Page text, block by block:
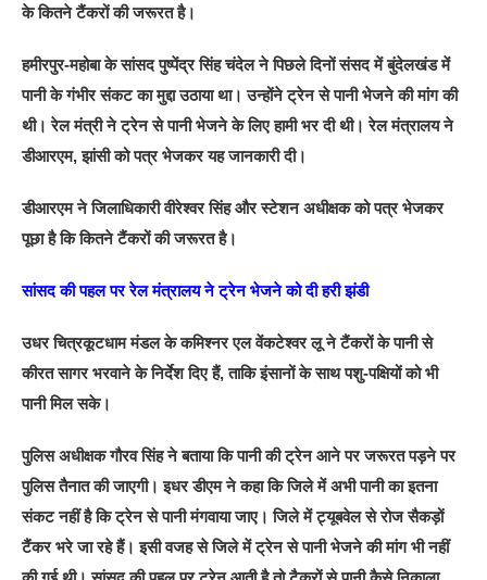
के कितने टैंकरों की जरूरत है।
हमीरपुर-महोबा के सांसद पुष्पेंद्र सिंह चंदेल ने पिछले दिनों संसद में बुंदेलखंड में
पानी के गंभीर संकट का मुद्दा उठाया था। उन्होंने ट्रेन से पानी भेजने की मांग की
थी। रेल मंत्री ने ट्रेन से पानी भेजने के लिए हामी भर दी थी। रेल मंत्रालय ने
डीआरएम, झांसी को पत्र भेजकर यह जानकारी दी।
डीआरएम ने जिलाधिकारी वीरेश्वर सिंह और स्टेशन अधीक्षक को पत्र भेजकर
पूछा है कि कितने टैंकरों की जरूरत है।
सांसद की पहल पर रेल मंत्रालय ने ट्रेन भेजने को दी हरी झंडी
उधर चित्रकूटधाम मंडल के कमिश्नर एल वेंकटेश्वर लू ने टैंकरों के पानी से
कीरत सागर भरवाने के निर्देश दिए हैं, ताकि इंसानों के साथ पशु-पक्षियों को भी
पानी मिल सके।
पुलिस अधीक्षक गौरव सिंह ने बताया कि पानी की ट्रेन आने पर जरूरत पड़ने पर
पुलिस तैनात की जाएगी। इधर डीएम ने कहा कि जिले में अभी पानी का इतना
संकट नहीं है कि ट्रेन से पानी मंगवाया जाए। जिले में ट्यूबवेल से रोज सैकड़ों
टैंकर भरे जा रहे हैं। इसी वजह से जिले में ट्रेन से पानी भेजने की मांग भी नहीं